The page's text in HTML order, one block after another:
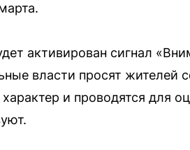
активирован сигнал
власти просят жителей
и проводятся для